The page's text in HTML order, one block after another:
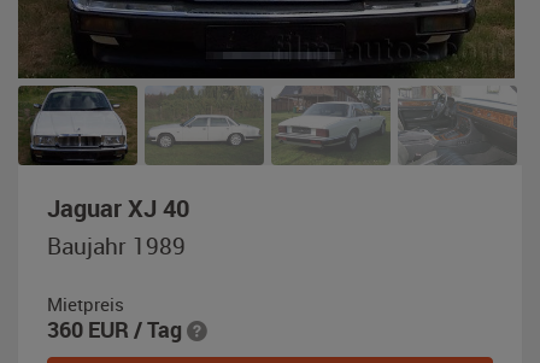
Jaguar XJ 40,
Baujahr 1989
Mietpreis
360 EUR / Tag